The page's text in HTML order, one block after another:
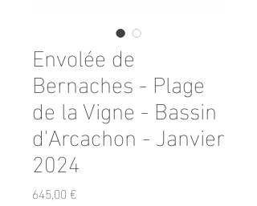
Envolée de
Bernaches - Plage
de la Vigne - Bassin
d'Arcachon - Janvier
2024
645,00 €Prix